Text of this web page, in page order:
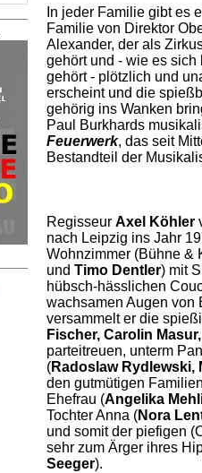
In jeder Familie gibt es
Familie von Direktor
Alexander, der als
gehört und - wie es
gehört - plötzlich und
erscheint und die
gehörig ins Wanken
Paul Burkhards
Feuerwerk, das seit
Bestandteil der
Regisseur Axel Köhler
nach Leipzig ins Jahr
Wohnzimmer (Bühne &
und Timo Dentler) mit
hübsch-hässlichen
wachsamen Augen von
versammelt er die
Fischer, Carolin
parteitreuen, unterm
(Radoslaw Rydlewski,
den gutmütigen
Ehefrau (Angelika
Tochter Anna (Nora
und somit der piefigen
sehr zum Ärger ihres
Seeger).